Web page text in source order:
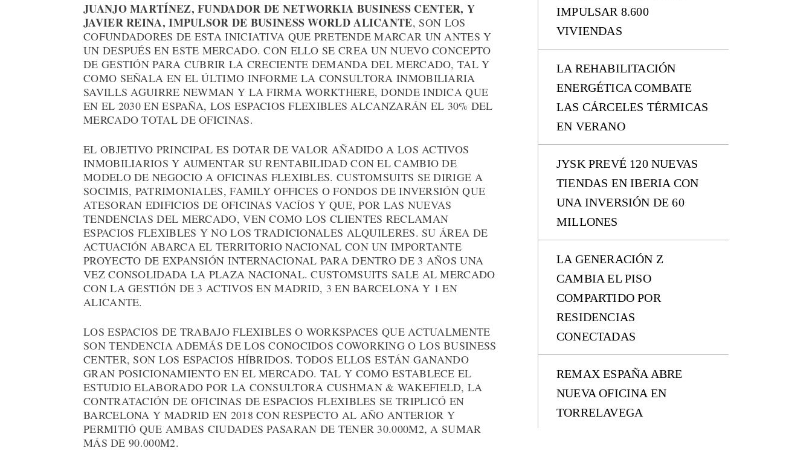
JUANJO MARTÍNEZ, FUNDADOR DE NETWORKIA BUSINESS CENTER, Y
JAVIER REINA, IMPULSOR DE BUSINESS WORLD ALICANTE, SON LOS
COFUNDADORES DE ESTA INICIATIVA QUE PRETENDE MARCAR UN ANTES Y
UN DESPUÉS EN ESTE MERCADO. CON ELLO SE CREA UN NUEVO CONCEPTO
DE GESTIÓN PARA CUBRIR LA CRECIENTE DEMANDA DEL MERCADO, TAL Y
COMO SEÑALA EN EL ÚLTIMO INFORME LA CONSULTORA INMOBILIARIA
SAVILLS AGUIRRE NEWMAN Y LA FIRMA WORKTHERE, DONDE INDICA QUE
EN EL 2030 EN ESPAÑA, LOS ESPACIOS FLEXIBLES ALCANZARÁN EL 30% DEL
MERCADO TOTAL DE OFICINAS.
EL OBJETIVO PRINCIPAL ES DOTAR DE VALOR AÑADIDO A LOS ACTIVOS
INMOBILIARIOS Y AUMENTAR SU RENTABILIDAD CON EL CAMBIO DE
MODELO DE NEGOCIO A OFICINAS FLEXIBLES. CUSTOMSUITS SE DIRIGE A
SOCIMIS, PATRIMONIALES, FAMILY OFFICES O FONDOS DE INVERSIÓN QUE
ATESORAN EDIFICIOS DE OFICINAS VACÍOS Y QUE, POR LAS NUEVAS
TENDENCIAS DEL MERCADO, VEN COMO LOS CLIENTES RECLAMAN
ESPACIOS FLEXIBLES Y NO LOS TRADICIONALES ALQUILERES. SU ÁREA DE
ACTUACIÓN ABARCA EL TERRITORIO NACIONAL CON UN IMPORTANTE
PROYECTO DE EXPANSIÓN INTERNACIONAL PARA DENTRO DE 3 AÑOS UNA
VEZ CONSOLIDADA LA PLAZA NACIONAL. CUSTOMSUITS SALE AL MERCADO
CON LA GESTIÓN DE 3 ACTIVOS EN MADRID, 3 EN BARCELONA Y 1 EN
ALICANTE.
LOS ESPACIOS DE TRABAJO FLEXIBLES O WORKSPACES QUE ACTUALMENTE
SON TENDENCIA ADEMÁS DE LOS CONOCIDOS COWORKING O LOS BUSINESS
CENTER, SON LOS ESPACIOS HÍBRIDOS. TODOS ELLOS ESTÁN GANANDO
GRAN POSICIONAMIENTO EN EL MERCADO. TAL Y COMO ESTABLECE EL
ESTUDIO ELABORADO POR LA CONSULTORA CUSHMAN & WAKEFIELD, LA
CONTRATACIÓN DE OFICINAS DE ESPACIOS FLEXIBLES SE TRIPLICÓ EN
BARCELONA Y MADRID EN 2018 CON RESPECTO AL AÑO ANTERIOR Y
PERMITIÓ QUE AMBAS CIUDADES PASARAN DE TENER 30.000M2, A SUMAR
MÁS DE 90.000M2.
IMPULSAR 8.600
VIVIENDAS
LA REHABILITACIÓN
ENERGÉTICA COMBATE
LAS CÁRCELES TÉRMICAS
EN VERANO
JYSK PREVÉ 120 NUEVAS
TIENDAS EN IBERIA CON
UNA INVERSIÓN DE 60
MILLONES
LA GENERACIÓN Z
CAMBIA EL PISO
COMPARTIDO POR
RESIDENCIAS
CONECTADAS
REMAX ESPAÑA ABRE
NUEVA OFICINA EN
TORRELAVEGA